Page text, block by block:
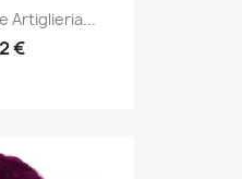
Artiglieria...
€